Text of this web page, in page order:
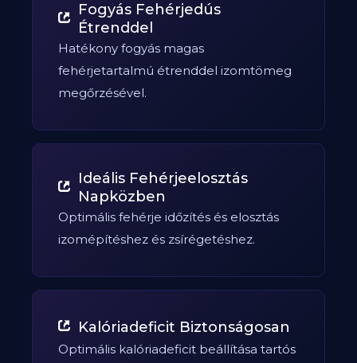
Fogyás Fehérjedús
Étrenddel
Hatékony fogyás magas
fehérjetartalmú étrenddel izomtömeg
megőrzésével.
Ideális Fehérjeelosztás
Napközben
Optimális fehérje időzítés és elosztás
izomépítéshez és zsírégetéshez.
Kalóriadeficit Biztonságosan
Optimális kalóriadeficit beállítása tartós